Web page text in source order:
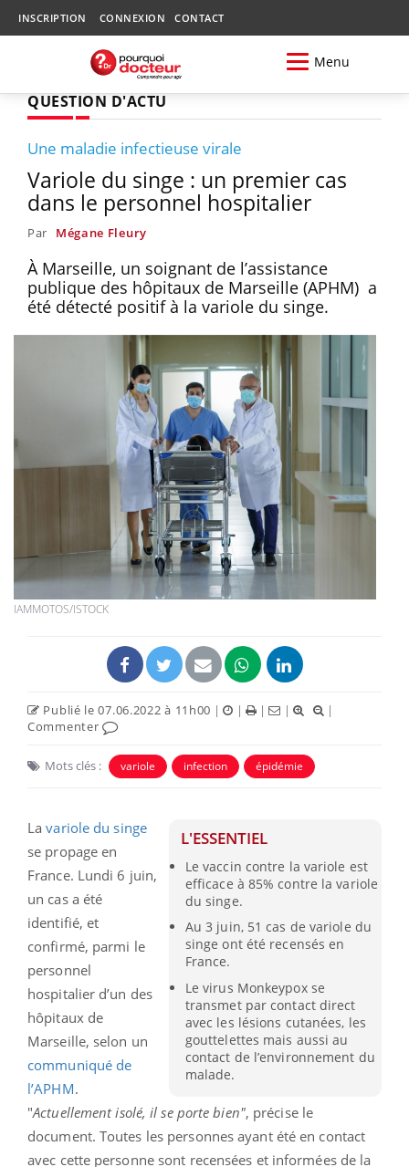
INSCRIPTION CONNEXION CONTACT
Menu
QUESTION D'ACTU
Une maladie infectieuse virale
Variole du singe : un premier cas
dans le personnel hospitalier
Par Mégane Fleury
À Marseille, un soignant de l’assistance
publique des hôpitaux de Marseille (APHM) a
été détecté positif à la variole du singe.
IAMMOTOS/ISTOCK
Publié le 07.06.2022 à 11h00 | | | |
|
Commenter
Mots clés : variole infection épidémie
L'ESSENTIEL
Le vaccin contre la variole est
efficace à 85% contre la variole
du singe.
Au 3 juin, 51 cas de variole du
singe ont été recensés en
France.
Le virus Monkeypox se
transmet par contact direct
avec les lésions cutanées, les
gouttelettes mais aussi au
contact de l’environnement du
malade.
Lavariole du singe
se propage en
France. Lundi 6 juin,
un cas a été
identifié, et
confirmé, parmi le
personnel
hospitalier d’un des
hôpitaux de
Marseille, selon un
communiqué de
l’APHM.
"Actuellement isolé, il se porte bien", précise le
document. Toutes les personnes ayant été en contact
avec cette personne sont recensées et informées de la